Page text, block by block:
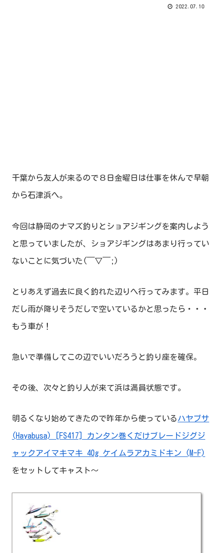
2022.07.10
千葉から友人が来るので８日金曜日は仕事を休んで早朝
から石津浜へ。
今回は静岡のナマズ釣りとショアジギングを案内しよう
と思っていましたが、ショアジギングはあまり行ってい
ないことに気づいた(￣▽￣;)
とりあえず過去に良く釣れた辺りへ行ってみます。平日
だし雨が降りそうだしで空いているかと思ったら・・・
もう車が！
急いで準備してこの辺でいいだろうと釣り座を確保。
その後、次々と釣り人が来て浜は満員状態です。
明るくなり始めてきたので昨年から使っているハヤブサ
(Hayabusa) [FS417] カンタン巻くだけブレードジグジ
ャックアイマキマキ 40g ケイムラアカミドキン (M-F)
をセットしてキャスト～